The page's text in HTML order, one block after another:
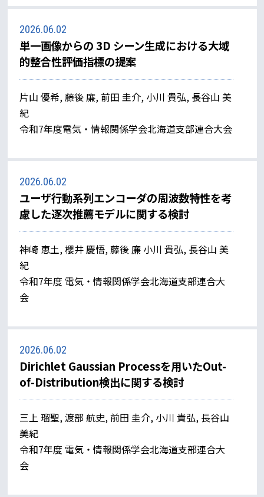
2026.06.02
単一画像からの 3D シーン生成における大域
的整合性評価指標の提案
片山 優希, 藤後 廉, 前田 圭介, 小川 貴弘, 長谷山 美
紀
令和7年度電気・情報関係学会北海道支部連合大会
2026.06.02
ユーザ行動系列エンコーダの周波数特性を考
慮した逐次推薦モデルに関する検討
神崎 恵土, 櫻井 慶悟, 藤後 廉 小川 貴弘, 長谷山 美
紀
令和7年度 電気・情報関係学会北海道支部連合大
会
2026.06.02
Dirichlet Gaussian Processを用いたOut-
of-Distribution検出に関する検討
三上 瑠聖, 渡部 航史, 前田 圭介, 小川 貴弘, 長谷山
美紀
令和7年度 電気・情報関係学会北海道支部連合大
会